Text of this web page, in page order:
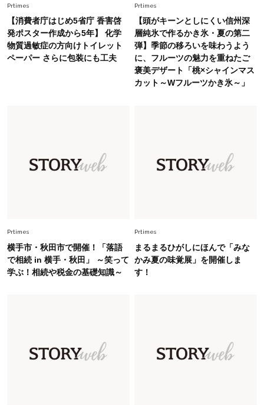
Fashion 2026.6.26
初夏はこれさえあれば！40代は【淡色ワンピ】
で即涼しげ＆上品見え〈3選〉
Fashion 2026.7.31
【40代のTシャツコーデ】超ビッグサイズ×きれ
毎日忙しい40代が頼れる！無難に見えない【ひ
とくせ黒ワンピ】〈5選〉
2026.7.25
26年夏は「小ぶり」が大流行中！人と被らない
Prtimes
【消費者庁はじめ5省庁 香害啓
発ポスター作成から5年】 化学
物質過敏症の方向けトイレット
ペーパー さらに包装にも工夫
Prtimes
【頭がキーンとしにくい信州深
層純氷で作るかき氷・夏の第二
弾】季節の移ろいを味わうよう
に、フルーツの魅力を重ねたご
褒美デザート「桃×シャインマス
カット～Wフルーツかき氷～」
Prtimes
横手市・秋田市で開催！「落語
で相続 in 横手・秋田」 ～笑って
学ぶ！相続や税金の基礎知識～
Prtimes
まるまるひがしにほんで「みな
かみ夏の味覚展」を開催しま
す！